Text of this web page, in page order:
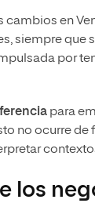
en
siempre que
por
para
no ocurre
los